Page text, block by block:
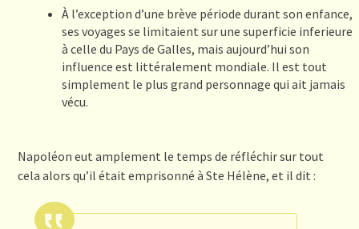
À l’exception d’une brève période durant son enfance,
ses voyages se limitaient sur une superficie inferieure
à celle du Pays de Galles, mais aujourd’hui son
influence est littéralement mondiale. Il est tout
simplement le plus grand personnage qui ait jamais
vécu.
Napoléon eut amplement le temps de réfléchir sur tout
cela alors qu’il était emprisonné à Ste Hélène, et il dit :